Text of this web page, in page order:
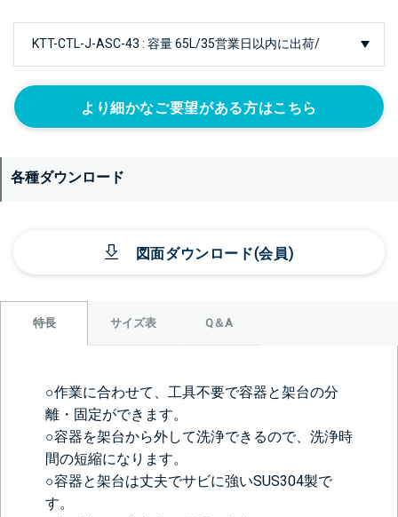
より細かなご要望がある方はこちら
各種ダウンロード
図面ダウンロード(会員)
特長 サイズ表 Q＆A
○作業に合わせて、工具不要で容器と架台の分
離・固定ができます。
○容器を架台から外して洗浄できるので、洗浄時
間の短縮になります。
○容器と架台は丈夫でサビに強いSUS304製で
す。